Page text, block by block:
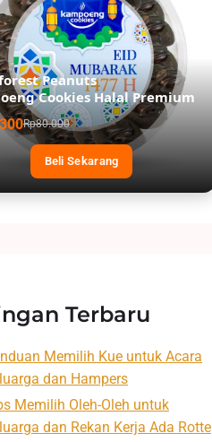
Peanuts
Cookies Halal Premium
Rp80.000
Beli Sekarang
Terbaru
Memilih Kue untuk Acara
dan Hampers
Memilih Oleh-Oleh untuk
dan Rekan Kerja Ada Rotte